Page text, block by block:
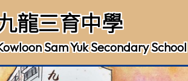
龍三育中學
Sam Yuk Secondary School